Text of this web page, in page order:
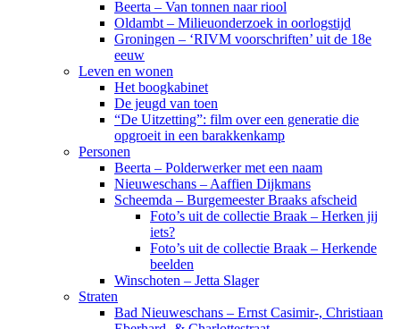
Beerta – Van tonnen naar riool
Oldambt – Milieuonderzoek in oorlogstijd
Groningen – ‘RIVM voorschriften’ uit de 18e
eeuw
Leven en wonen
Het boogkabinet
De jeugd van toen
“De Uitzetting”: film over een generatie die
opgroeit in een barakkenkamp
Personen
Beerta – Polderwerker met een naam
Nieuweschans – Aaffien Dijkmans
Scheemda – Burgemeester Braaks afscheid
Foto’s uit de collectie Braak – Herken jij
iets?
Foto’s uit de collectie Braak – Herkende
beelden
Winschoten – Jetta Slager
Straten
Bad Nieuweschans – Ernst Casimir-, Christiaan